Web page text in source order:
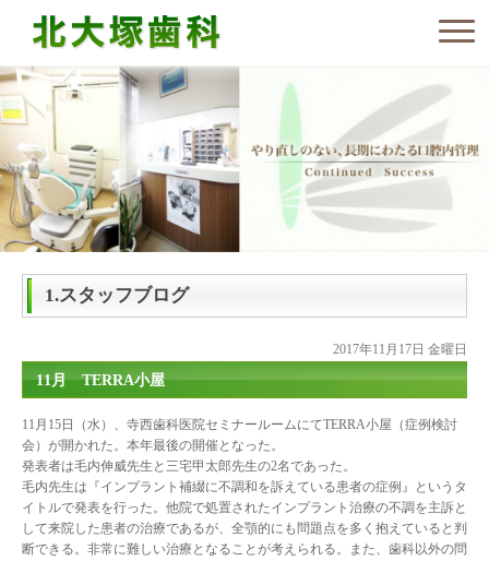
1.スタッフブログ
2017年11月17日 金曜日
11月 TERRA小屋
11月15日（水）、寺西歯科医院セミナールームにてTERRA小屋（症例検討
会）が開かれた。本年最後の開催となった。
発表者は毛内伸威先生と三宅甲太郎先生の2名であった。
毛内先生は『インプラント補綴に不調和を訴えている患者の症例』というタ
イトルで発表を行った。他院で処置されたインプラント治療の不調を主訴と
して来院した患者の治療であるが、全顎的にも問題点を多く抱えていると判
断できる。非常に難しい治療となることが考えられる。また、歯科以外の問